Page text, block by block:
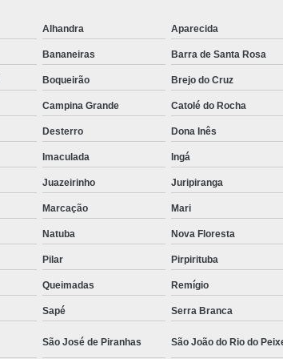
Sala para
Sala para
Aluguel de
Aluguel de
Aluguel de Sala
Aluguel de Sala
Aluguel de Sala por
Aluguel de Salas
Aluguel por Hora
Aluguel Sala
Sala de Aluguel
Alhandra Aparecida
Bananeiras Barra de Santa Rosa
Boqueirão Brejo do Cruz
Campina Grande Catolé do Rocha
Desterro Dona Inês
Imaculada Ingá
Juazeirinho Juripiranga
Marcação Mari
Natuba Nova Floresta
Pilar Pirpirituba
Queimadas Remígio
Sapé Serra Branca
São José de Piranhas São João do Rio do